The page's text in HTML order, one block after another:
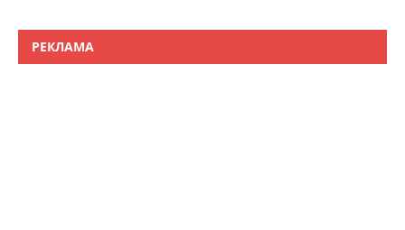
РЕКЛАМА